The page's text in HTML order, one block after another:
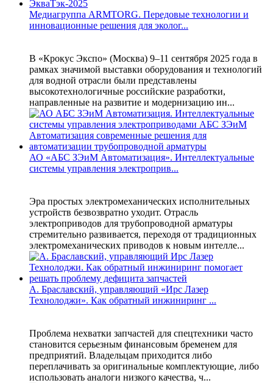
Медиагруппа ARMTORG. Передовые технологии и
инновационные решения для эколог...
В «Крокус Экспо» (Москва) 9–11 сентября 2025 года в
рамках значимой выставки оборудования и технологий
для водной отрасли были представлены
высокотехнологичные российские разработки,
направленные на развитие и модернизацию ин...
АО «АБС ЗЭиМ Автоматизация». Интеллектуальные
системы управления электроприв...
Эра простых электромеханических исполнительных
устройств безвозвратно уходит. Отрасль
электроприводов для трубопроводной арматуры
стремительно развивается, переходя от традиционных
электромеханических приводов к новым интелле...
А. Браславский, управляющий «Ирс Лазер
Технолоджи». Как обратный инжиниринг ...
Проблема нехватки запчастей для спецтехники часто
становится серьезным финансовым бременем для
предприятий. Владельцам приходится либо
переплачивать за оригинальные комплектующие, либо
использовать аналоги низкого качества, ч...